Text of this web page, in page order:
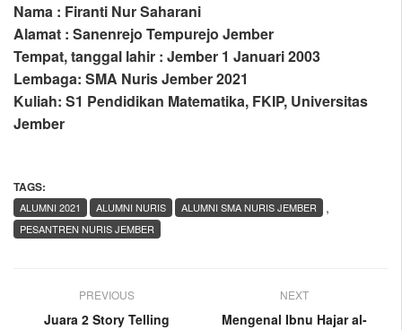
Nama : Firanti Nur Saharani
Alamat : Sanenrejo Tempurejo Jember
Tempat, tanggal lahir : Jember 1 Januari 2003
Lembaga: SMA Nuris Jember 2021
Kuliah: S1 Pendidikan Matematika, FKIP, Universitas
Jember
TAGS:
,
ALUMNI 2021 ALUMNI NURIS
ALUMNI SMA NURIS JEMBER
PESANTREN NURIS JEMBER
PREVIOUS
Juara 2 Story Telling
NEXT
Mengenal Ibnu Hajar al-